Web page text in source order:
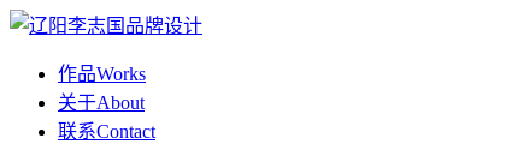
作品Works
关于About
联系Contact